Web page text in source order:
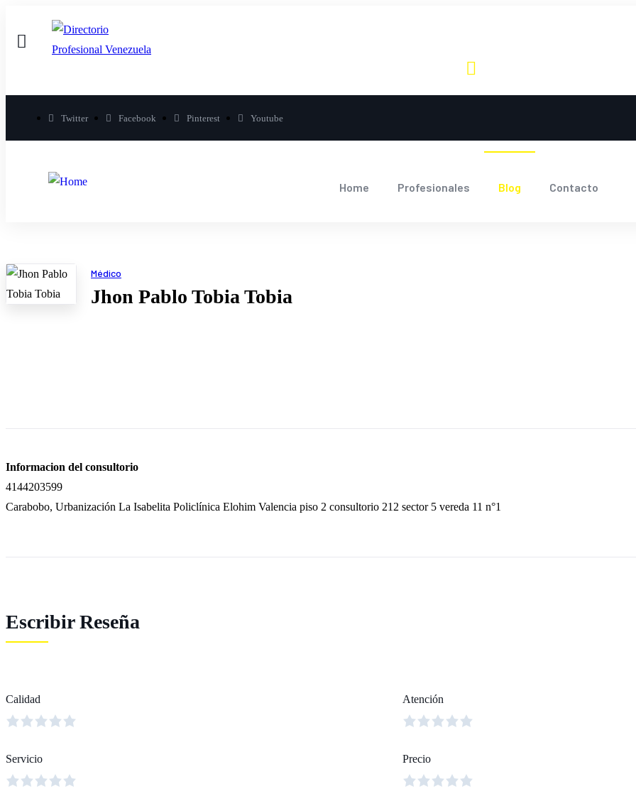
Twitter Facebook Pinterest Youtube
Home Profesionales Blog Contacto
Médico
Jhon Pablo Tobia Tobia
Informacion del consultorio
4144203599
Carabobo, Urbanización La Isabelita Policlínica Elohim Valencia piso 2 consultorio 212 sector 5 vereda 11 n°1
Escribir Reseña
Calidad Atención
Servicio Precio